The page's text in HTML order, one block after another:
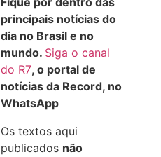
principais notícias do
dia no Brasil e no
mundo. Siga o canal
do R7, o portal de
notícias da Record, no
WhatsApp
Os textos aqui
publicados não